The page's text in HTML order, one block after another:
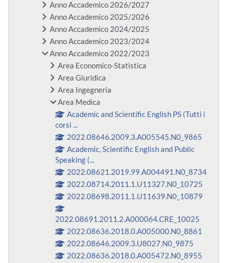
Anno Accademico 2026/2027
Anno Accademico 2025/2026
Anno Accademico 2024/2025
Anno Accademico 2023/2024
Anno Accademico 2022/2023
Area Economico-Statistica
Area Giuridica
Area Ingegneria
Area Medica
Academic and Scientific English PS (Tutti i
corsi ...
2022.08646.2009.3.A005545.N0_9865
Academic, Scientific English and Public
Speaking (...
2022.08621.2019.99.A004491.N0_8734
2022.08714.2011.1.U11327.N0_10725
2022.08698.2011.1.U11639.N0_10879
2022.08691.2011.2.A000064.CRE_10025
2022.08636.2018.0.A005000.N0_8861
2022.08646.2009.3.U8027.N0_9875
2022.08636.2018.0.A005472.N0_8955